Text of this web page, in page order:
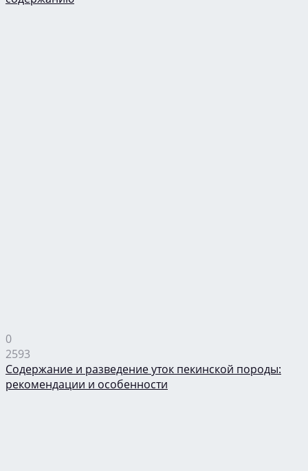
0
2593
Содержание и разведение уток пекинской породы:
рекомендации и особенности